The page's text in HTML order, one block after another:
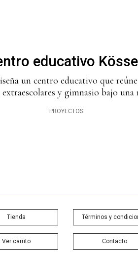
educativo
un centro educativo que
y gimnasio bajo una
PROYECTOS
Tienda
Ver carrito
Términos y
Contacto